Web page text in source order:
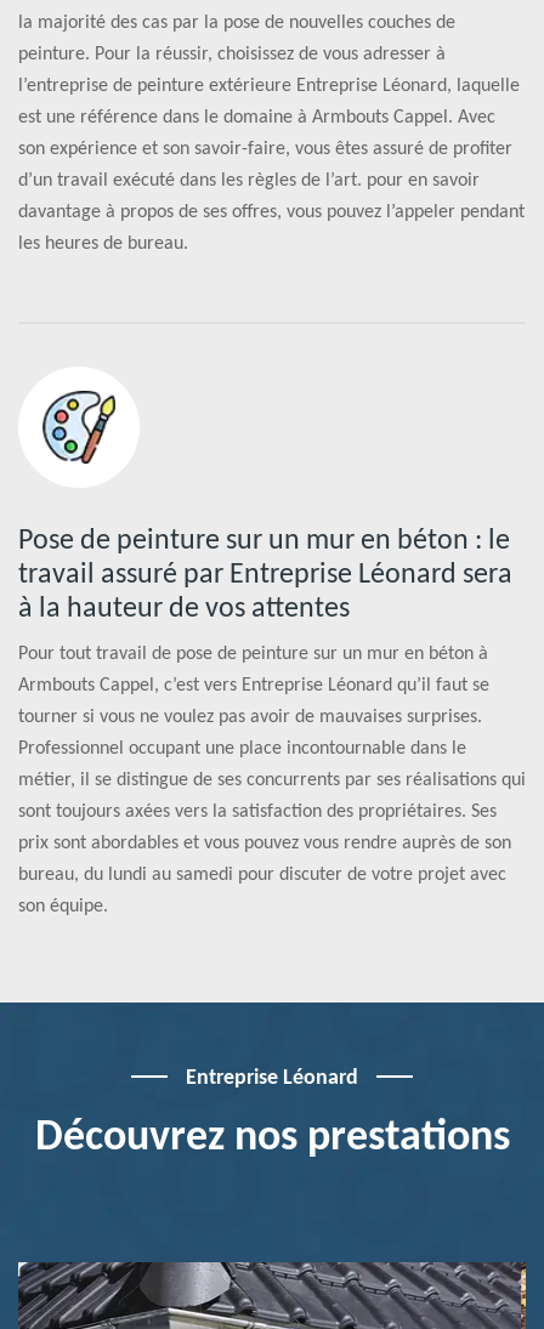
la majorité des cas par la pose de nouvelles couches de
peinture. Pour la réussir, choisissez de vous adresser à
l’entreprise de peinture extérieure Entreprise Léonard, laquelle
est une référence dans le domaine à Armbouts Cappel. Avec
son expérience et son savoir-faire, vous êtes assuré de profiter
d’un travail exécuté dans les règles de l’art. pour en savoir
davantage à propos de ses offres, vous pouvez l’appeler pendant
les heures de bureau.
Pose de peinture sur un mur en béton : le
travail assuré par Entreprise Léonard sera
à la hauteur de vos attentes
Pour tout travail de pose de peinture sur un mur en béton à
Armbouts Cappel, c’est vers Entreprise Léonard qu’il faut se
tourner si vous ne voulez pas avoir de mauvaises surprises.
Professionnel occupant une place incontournable dans le
métier, il se distingue de ses concurrents par ses réalisations qui
sont toujours axées vers la satisfaction des propriétaires. Ses
prix sont abordables et vous pouvez vous rendre auprès de son
bureau, du lundi au samedi pour discuter de votre projet avec
son équipe.
Entreprise Léonard
Découvrez nos prestations